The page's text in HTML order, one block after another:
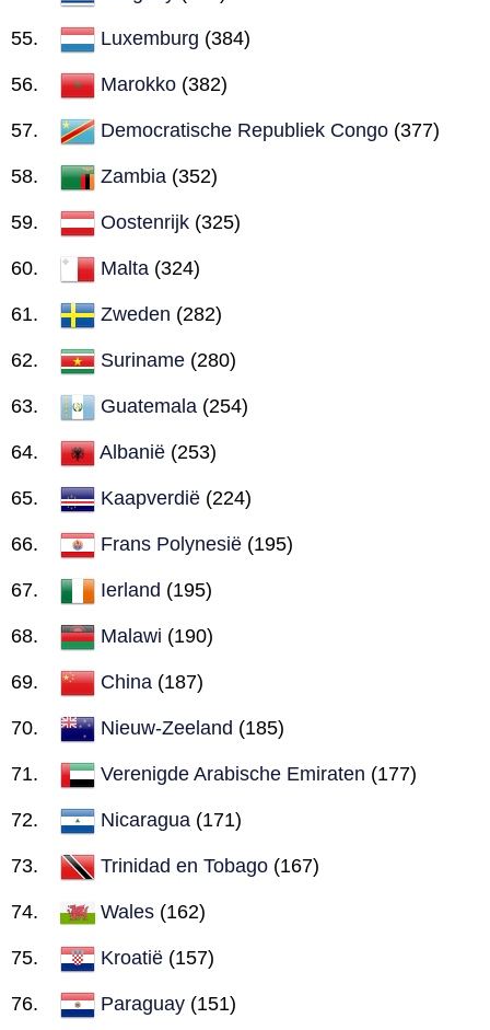
Luxemburg (384)
Marokko (382)
Democratische Republiek Congo (377)
Zambia (352)
Oostenrijk (325)
Malta (324)
Zweden (282)
Suriname (280)
Guatemala (254)
Albanië (253)
Kaapverdië (224)
Frans Polynesië (195)
Ierland (195)
Malawi (190)
China (187)
Nieuw-Zeeland (185)
Verenigde Arabische Emiraten (177)
Nicaragua (171)
Trinidad en Tobago (167)
Wales (162)
Kroatië (157)
Paraguay (151)